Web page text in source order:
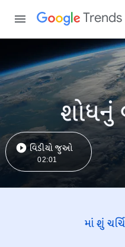
Trends
શોધનું
વિડીયો જુઓ
02:01
માં શું